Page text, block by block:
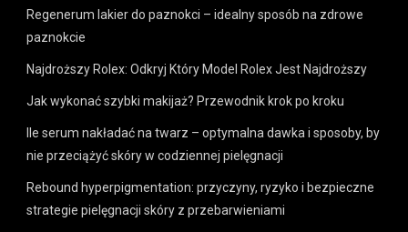
Regenerum lakier do paznokci – idealny sposób na zdrowe
paznokcie
Najdroższy Rolex: Odkryj Który Model Rolex Jest Najdroższy
Jak wykonać szybki makijaż? Przewodnik krok po kroku
Ile serum nakładać na twarz – optymalna dawka i sposoby, by
nie przeciążyć skóry w codziennej pielęgnacji
Rebound hyperpigmentation: przyczyny, ryzyko i bezpieczne
strategie pielęgnacji skóry z przebarwieniami